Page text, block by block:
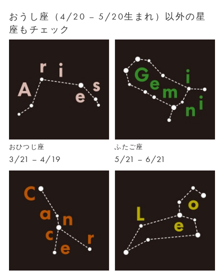
おうし座（4/20 – 5/20生まれ）以外の星
座もチェック
おひつじ座
3/21 – 4/19
ふたご座
5/21 – 6/21